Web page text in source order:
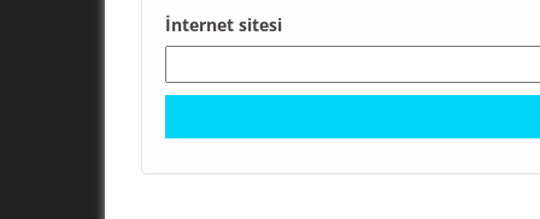
İnternet sitesi